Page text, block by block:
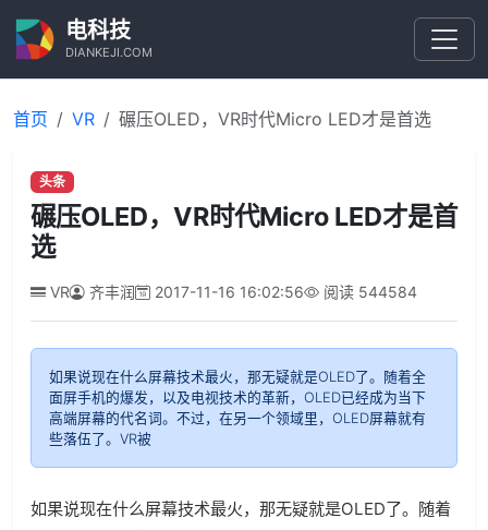
电科技
DIANKEJI.COM
首页 VR 碾压OLED，VR时代Micro LED才是首选
头条
碾压OLED，VR时代Micro LED才是首
选
VR 齐丰润 2017-11-16 16:02:56 阅读 544584
如果说现在什么屏幕技术最火，那无疑就是OLED了。随着全
面屏手机的爆发，以及电视技术的革新，OLED已经成为当下
高端屏幕的代名词。不过，在另一个领域里，OLED屏幕就有
些落伍了。VR被
如果说现在什么屏幕技术最火，那无疑就是OLED了。随着